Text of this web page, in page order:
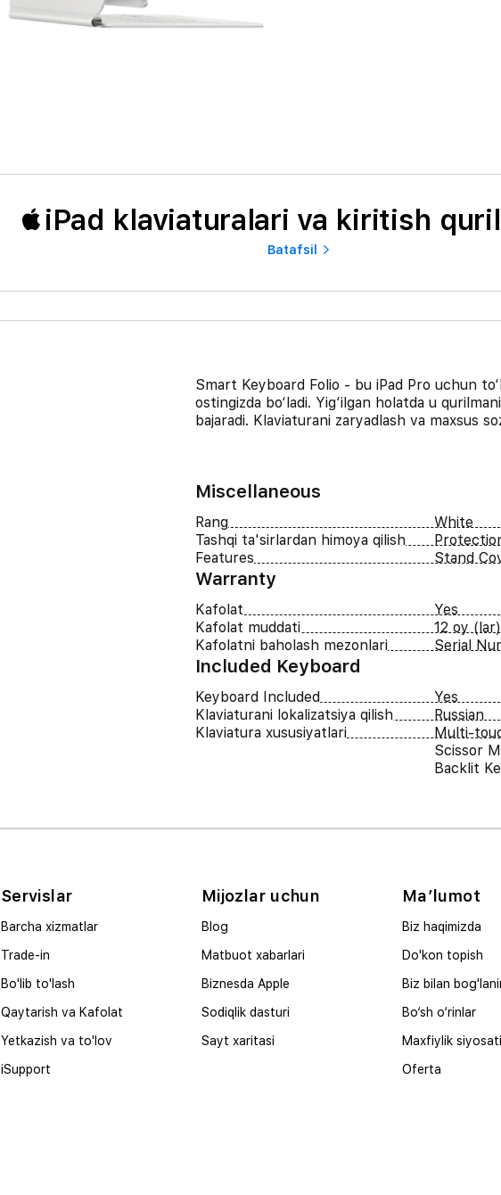
iPad klaviaturalari va kiritish
Batafsil
Smart Keyboard Folio - bu iPad Pro uchun
ostingizda bo‘ladi. Yig‘ilgan holatda u
bajaradi. Klaviaturani zaryadlash va maxsus
Miscellaneous
Rang
White
Tashqi ta'sirlardan himoya qilish
Features
Stand
Warranty
Kafolat
Yes
Kafolat muddati
12 oy (lar)
Kafolatni baholash mezonlari
Serial
Included Keyboard
Keyboard Included
Yes
Klaviaturani lokalizatsiya qilish
Russian
Klaviatura xususiyatlari
Multi-
Scissor
Backlit
Servislar
Barcha xizmatlar
Trade-in
Bo'lib to'lash
Qaytarish va Kafolat
Yetkazish va to'lov
iSupport
Mijozlar uchun
Blog
Matbuot xabarlari
Biznesda Apple
Sodiqlik dasturi
Sayt xaritasi
Ma’lumot
Biz haqimizda
Do'kon topish
Biz bilan
Bo‘sh o‘rinlar
Maxfiylik siyosati
Oferta